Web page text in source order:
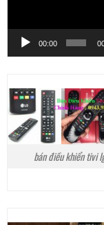
00:00
bán điều khiển tivi